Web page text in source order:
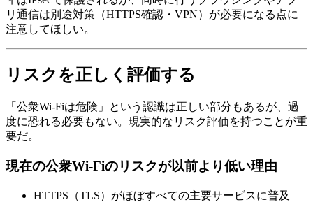
リ通信は別途対策（HTTPS確認・VPN）が必要になる点に
注意してほしい。
リスクを正しく評価する
「公衆Wi-Fiは危険」という認識は正しい部分もあるが、過
度に恐れる必要もない。現実的なリスク評価を持つことが重
要だ。
現在の公衆Wi-Fiのリスクが以前より低い理由
HTTPS（TLS）がほぼすべての主要サービスに普及